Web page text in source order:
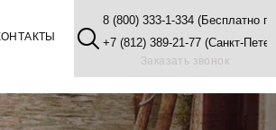
8 (800) 333-1-334 (Бесплатно
+7 (812) 389-21-77 (Санкт-
Заказать звонок